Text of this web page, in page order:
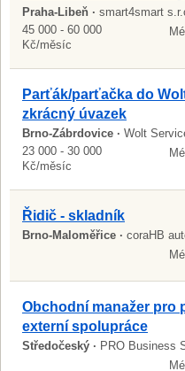
Praha-Libeň · smart4smart
45 000 - 60 000
Kč/měsíc
Parťák/parťačka do
zkrácný úvazek
Brno-Zábrdovice · Wolt
23 000 - 30 000
Kč/měsíc
Řidič - skladník
Brno-Maloměřice · coraHB
Obchodní manažer pro
externí spolupráce
Středočeský · PRO Business